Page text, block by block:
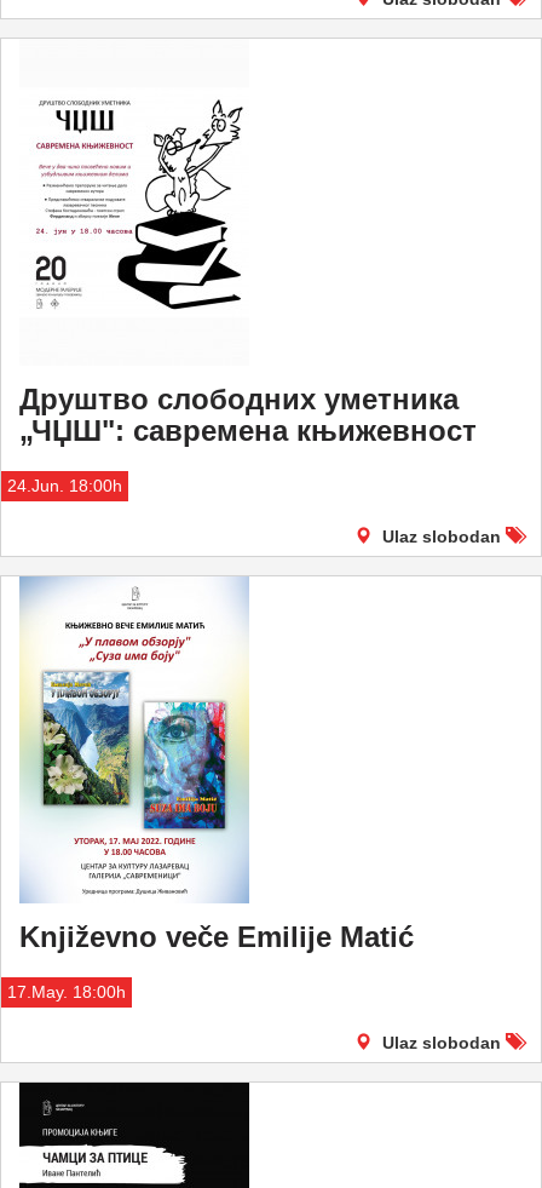
Друштво слободних уметника
„ЧЏШ": савремена књижевност
24.Jun. 18:00h
Ulaz slobodan
Književno veče Emilije Matić
17.May. 18:00h
Ulaz slobodan